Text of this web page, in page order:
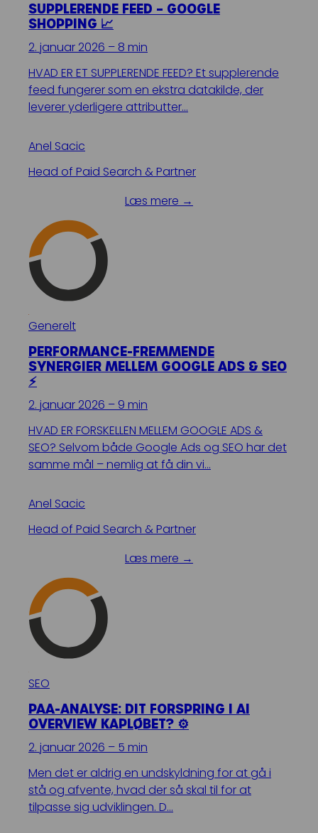
SUPPLERENDE FEED – GOOGLE
SHOPPING 📈
2. januar 2026 – 8 min
HVAD ER ET SUPPLERENDE FEED? Et supplerende
feed fungerer som en ekstra datakilde, der
leverer yderligere attributter…
Anel Sacic
Head of Paid Search & Partner
Læs mere →
Generelt
PERFORMANCE-FREMMENDE
SYNERGIER MELLEM GOOGLE ADS & SEO
⚡
2. januar 2026 – 9 min
HVAD ER FORSKELLEN MELLEM GOOGLE ADS &
SEO? Selvom både Google Ads og SEO har det
samme mål – nemlig at få din vi…
Anel Sacic
Head of Paid Search & Partner
Læs mere →
SEO
PAA-ANALYSE: DIT FORSPRING I AI
OVERVIEW KAPLØBET? ⚙️
2. januar 2026 – 5 min
Men det er aldrig en undskyldning for at gå i
stå og afvente, hvad der så skal til for at
tilpasse sig udviklingen. D…